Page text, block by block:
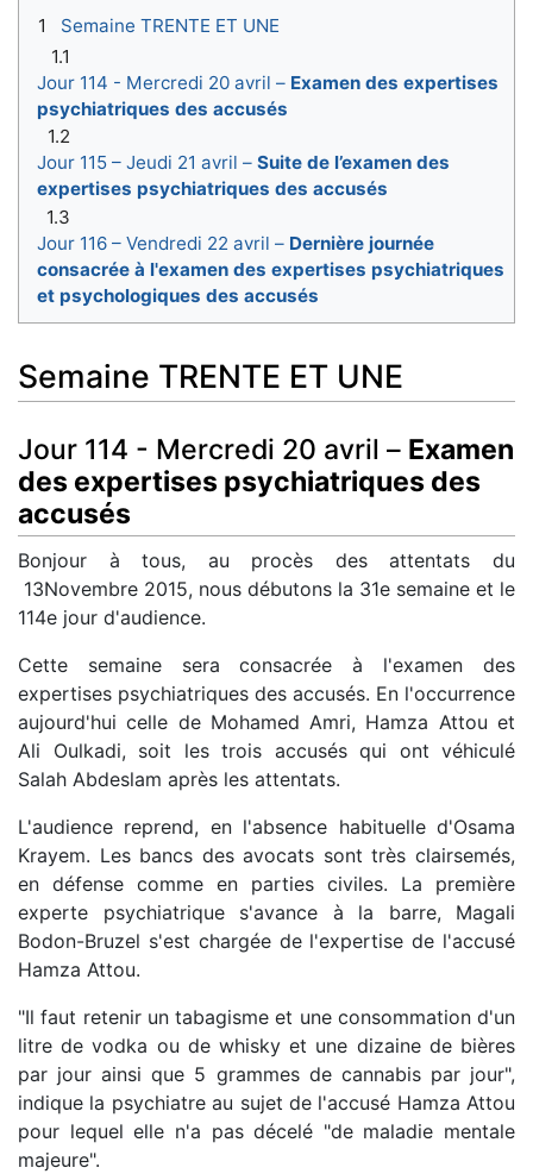
1
Semaine TRENTE ET UNE
1.1
Jour 114 - Mercredi 20 avril – Examen des expertises
psychiatriques des accusés
1.2
Jour 115 – Jeudi 21 avril – Suite de l’examen des
expertises psychiatriques des accusés
1.3
Jour 116 – Vendredi 22 avril – Dernière journée
consacrée à l'examen des expertises psychiatriques
et psychologiques des accusés
Semaine TRENTE ET UNE
Jour 114 - Mercredi 20 avril – Examen
des expertises psychiatriques des
accusés
Bonjour à tous, au procès des attentats du
13Novembre 2015, nous débutons la 31e semaine et le
114e jour d'audience.
Cette semaine sera consacrée à l'examen des
expertises psychiatriques des accusés. En l'occurrence
aujourd'hui celle de Mohamed Amri, Hamza Attou et
Ali Oulkadi, soit les trois accusés qui ont véhiculé
Salah Abdeslam après les attentats.
L'audience reprend, en l'absence habituelle d'Osama
Krayem. Les bancs des avocats sont très clairsemés,
en défense comme en parties civiles. La première
experte psychiatrique s'avance à la barre, Magali
Bodon-Bruzel s'est chargée de l'expertise de l'accusé
Hamza Attou.
"Il faut retenir un tabagisme et une consommation d'un
litre de vodka ou de whisky et une dizaine de bières
par jour ainsi que 5 grammes de cannabis par jour",
indique la psychiatre au sujet de l'accusé Hamza Attou
pour lequel elle n'a pas décelé "de maladie mentale
majeure".